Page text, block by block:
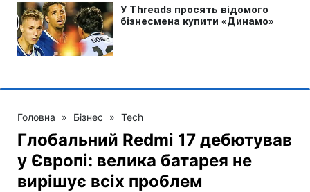
Головна » Бізнес » Tech
Глобальний Redmi 17 дебютував
у Європі: велика батарея не
вирішує всіх проблем